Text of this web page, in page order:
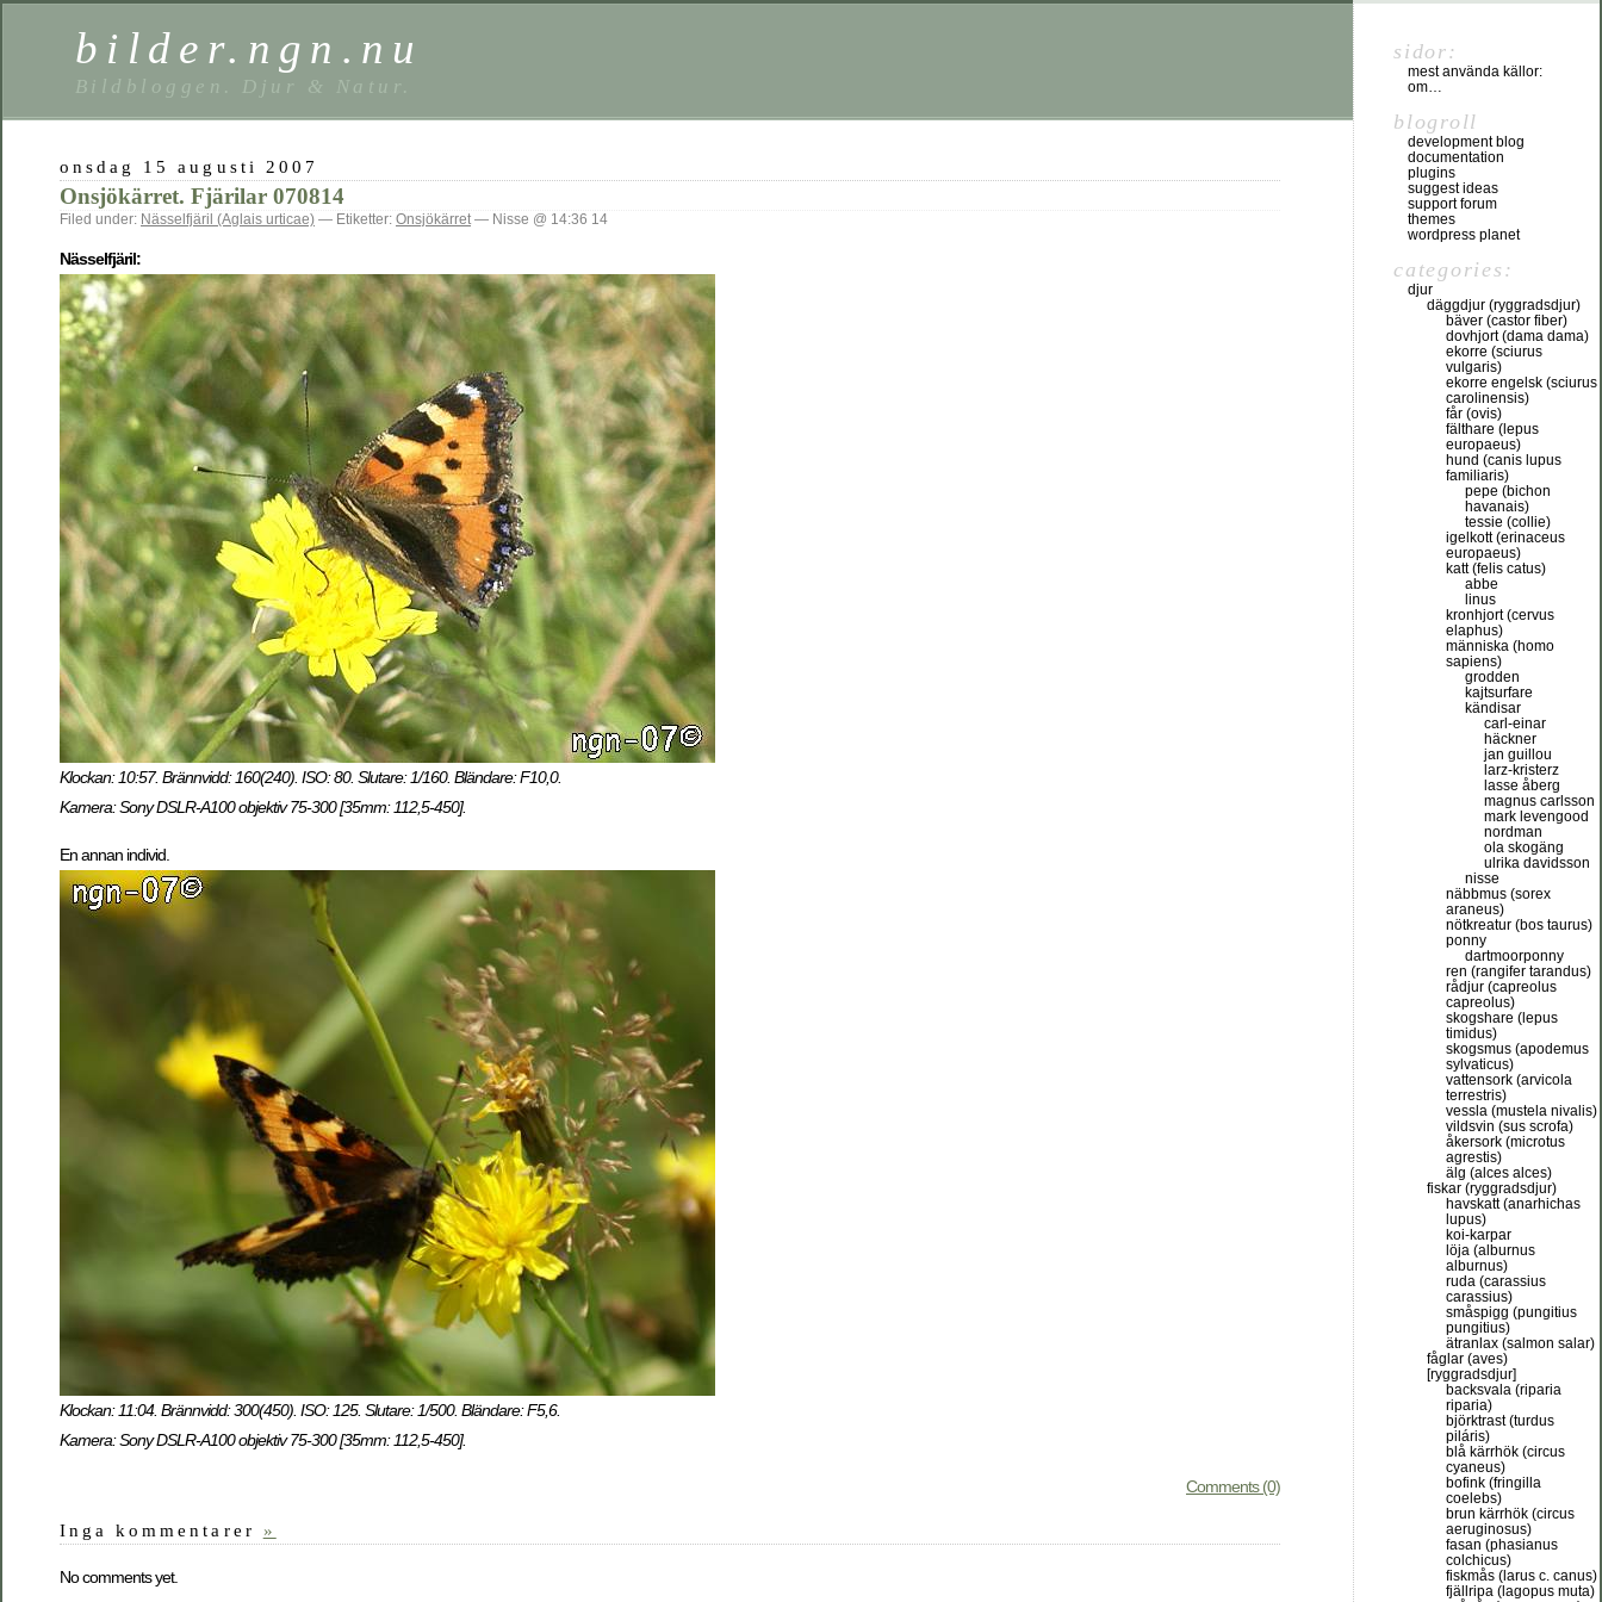
bilder.ngn.nu
Bildbloggen. Djur & Natur.
onsdag 15 augusti 2007
Onsjökärret. Fjärilar 070814
Filed under: Nässelfjäril (Aglais urticae) — Etiketter: Onsjökärret— Nisse @ 14:36 14
Nässelfjäril:
Klockan: 10:57. Brännvidd: 160(240). ISO: 80. Slutare: 1/160. Bländare: F10,0.
Kamera: Sony DSLR-A100 objektiv 75-300 [35mm: 112,5-450].
En annan individ.
Klockan: 11:04. Brännvidd: 300(450). ISO: 125. Slutare: 1/500. Bländare: F5,6.
Kamera: Sony DSLR-A100 objektiv 75-300 [35mm: 112,5-450].
Comments (0)
Inga kommentarer »
No comments yet.
sidor:
mest använda källor:
om…
blogroll
development blog
documentation
plugins
suggest ideas
support forum
themes
wordpress planet
categories:
djur
däggdjur (ryggradsdjur)
bäver (castor fiber)
dovhjort (dama dama)
ekorre (sciurus
vulgaris)
ekorre engelsk (sciurus
carolinensis)
får (ovis)
fälthare (lepus
europaeus)
hund (canis lupus
familiaris)
pepe (bichon
havanais)
tessie (collie)
igelkott (erinaceus
europaeus)
katt (felis catus)
abbe
linus
kronhjort (cervus
elaphus)
människa (homo
sapiens)
grodden
kajtsurfare
kändisar
carl-einar
häckner
jan guillou
larz-kristerz
lasse åberg
magnus carlsson
mark levengood
nordman
ola skogäng
ulrika davidsson
nisse
näbbmus (sorex
araneus)
nötkreatur (bos taurus)
ponny
dartmoorponny
ren (rangifer tarandus)
rådjur (capreolus
capreolus)
skogshare (lepus
timidus)
skogsmus (apodemus
sylvaticus)
vattensork (arvicola
terrestris)
vessla (mustela nivalis)
vildsvin (sus scrofa)
åkersork (microtus
agrestis)
älg (alces alces)
fiskar (ryggradsdjur)
havskatt (anarhichas
lupus)
koi-karpar
löja (alburnus
alburnus)
ruda (carassius
carassius)
småspigg (pungitius
pungitius)
ätranlax (salmon salar)
fåglar (aves)
[ryggradsdjur]
backsvala (riparia
riparia)
björktrast (turdus
piláris)
blå kärrhök (circus
cyaneus)
bofink (fringilla
coelebs)
brun kärrhök (circus
aeruginosus)
fasan (phasianus
colchicus)
fiskmås (larus c. canus)
fjällripa (lagopus muta)